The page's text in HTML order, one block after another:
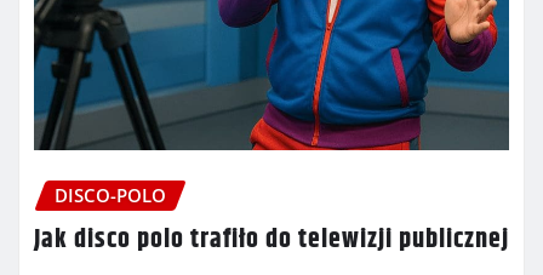
DISCO-POLO
Jak disco polo trafiło do telewizji publicznej